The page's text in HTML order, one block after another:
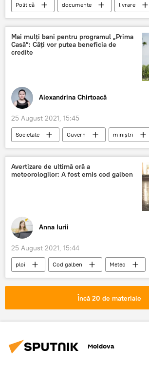
Politică documente
livrare
Poștă
Mai mulți bani pentru programul „Prima
Casă”: Câți vor putea beneficia de
credite
Alexandrina Chirtoacă
25 August 2021, 15:45
Societate Guvern
miniștri
Prima Casă
Avertizare de ultimă oră a
meteorologilor: A fost emis cod galben
Anna Iurii
25 August 2021, 15:44
ploi Cod galben Meteo
Încă 20 de materiale
Moldova